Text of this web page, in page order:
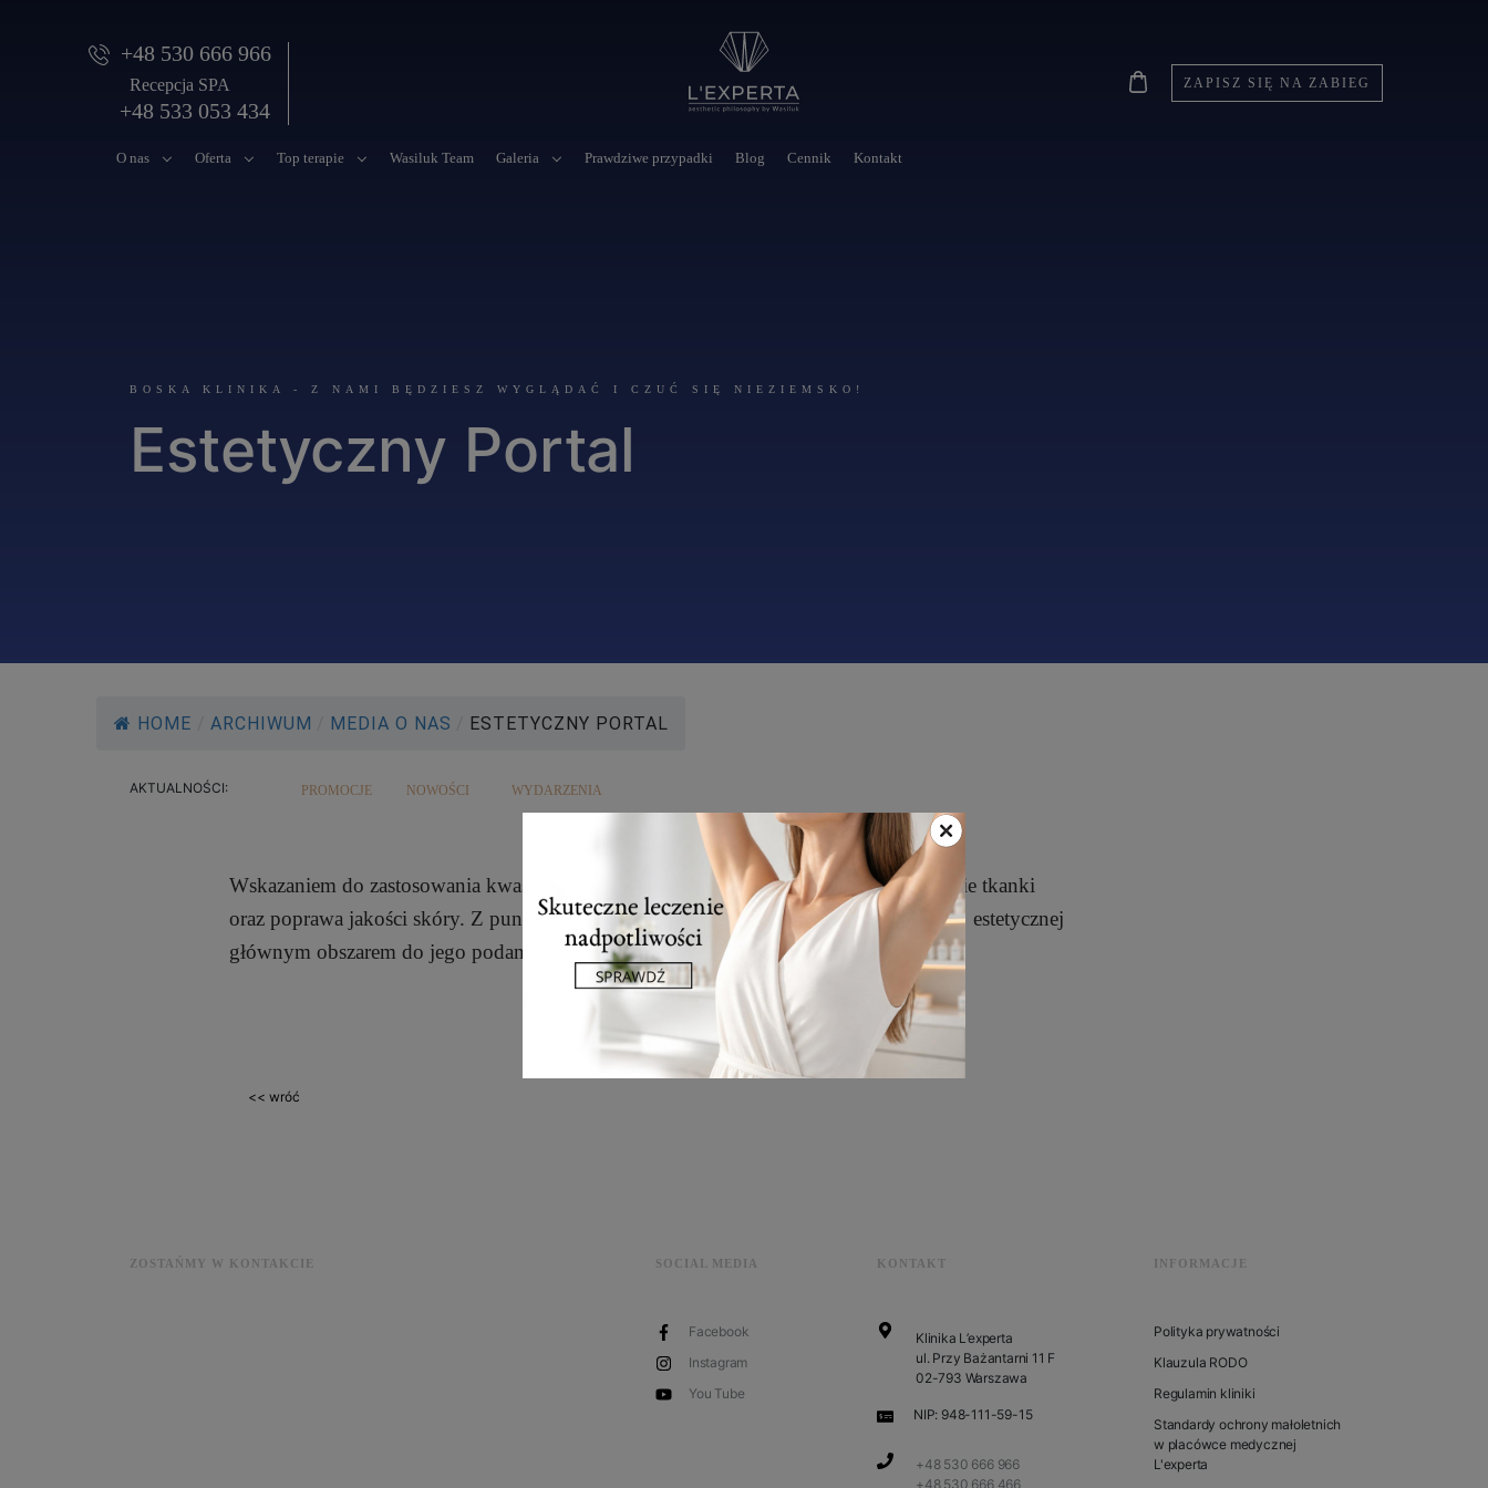
+48 530 666 966
Recepcja SPA
+48 533 053 434
ZAPISZ SIĘ NA ZABIEG
O nas Oferta Top terapie Wasiluk Team Galeria Prawdziwe przypadki Blog Cennik Kontakt
BOSKA KLINIKA - Z NAMI BĘDZIESZ WYGLĄDAĆ I CZUĆ SIĘ NIEZIEMSKO!
Estetyczny Portal
HOME ARCHIWUM MEDIA O NAS ESTETYCZNY PORTAL
AKTUALNOŚCI: PROMOCJE NOWOŚCI WYDARZENIA
Wskazaniem do zastosowania kwasu polimlekowego jest przede wszystkim wypełnienie tkanki
oraz poprawa jakości skóry. Z punktu widzenia współczesnej, nowoczesnej medycyny estetycznej
głównym obszarem do jego podania jest ciało.
<< wróć
ZOSTAŃMY W KONTAKCIE SOCIAL MEDIA
Facebook
Instagram
You Tube
KONTAKT
Klinika L’experta
ul. Przy Bażantarni 11 F
02-793 Warszawa
NIP: 948-111-59-15
+48 530 666 966
+48 530 666 466
INFORMACJE
Polityka prywatności
Klauzula RODO
Regulamin kliniki
Standardy ochrony małoletnich
w placówce medycznej
L'experta